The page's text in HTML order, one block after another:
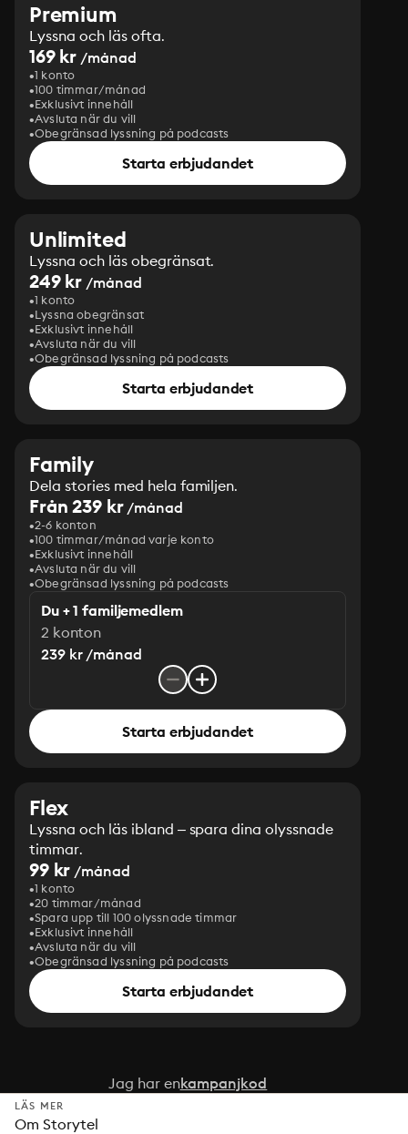
Premium
Lyssna och läs ofta.
169 kr /månad
1 konto
100 timmar/månad
Exklusivt innehåll
Avsluta när du vill
Obegränsad lyssning på podcasts
Starta erbjudandet
Unlimited
Lyssna och läs obegränsat.
249 kr /månad
1 konto
Lyssna obegränsat
Exklusivt innehåll
Avsluta när du vill
Obegränsad lyssning på podcasts
Starta erbjudandet
Family
Dela stories med hela familjen.
Från 239 kr/månad
2-6 konton
100 timmar/månad varje konto
Exklusivt innehåll
Avsluta när du vill
Obegränsad lyssning på podcasts
Du + 1 familjemedlem
2 konton
239 kr /månad
Starta erbjudandet
Flex
Lyssna och läs ibland – spara dina olyssnade
timmar.
99 kr /månad
1 konto
20 timmar/månad
Spara upp till 100 olyssnade timmar
Exklusivt innehåll
Avsluta när du vill
Obegränsad lyssning på podcasts
Starta erbjudandet
Jag har enkampanjkod
LÄS MER
Om Storytel